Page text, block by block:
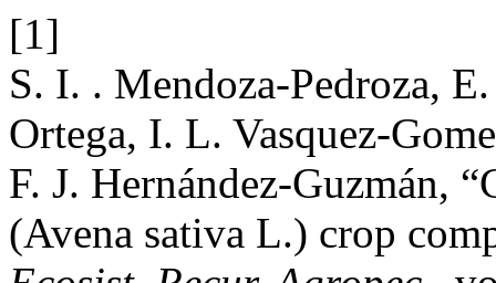
[1]
S. I. . Mendoza-Pedroza,
Ortega, I. L. Vasquez-
F. J. Hernández-Guzmán,
(Avena sativa L.) crop